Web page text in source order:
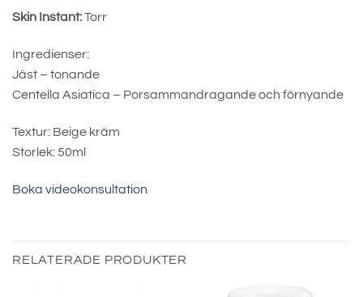
Skin Instant:Torr
Ingredienser:
Jäst – tonande
Centella Asiatica – Porsammandragande och förnyande
Textur: Beige kräm
Storlek: 50ml
Boka videokonsultation
RELATERADE PRODUKTER